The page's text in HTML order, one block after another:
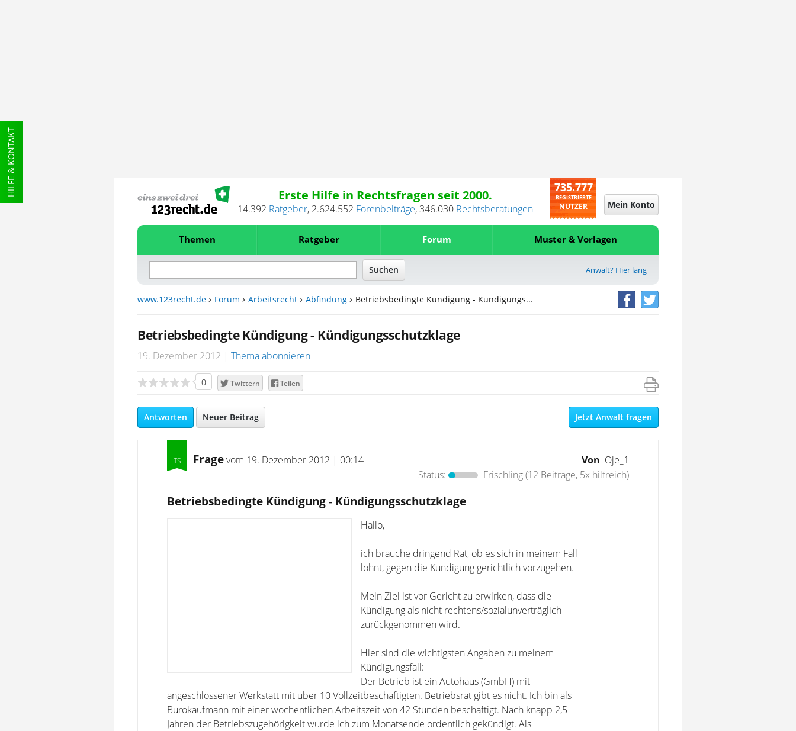
HILFE & KONTAKT Erste Hilfe in Rechtsfragen seit 2000.
14.392 Ratgeber, 2.624.552 Forenbeiträge,346.030 Rechtsberatungen
735.777
REGISTRIERTE
NUTZER Mein Konto
Themen Ratgeber Forum Muster & Vorlagen
Anwalt? Hier lang
www.123recht.de Forum Arbeitsrecht Abfindung Betriebsbedingte Kündigung - Kündigungs...
Betriebsbedingte Kündigung - Kündigungsschutzklage
19. Dezember 2012 Thema abonnieren
0 Twittern Teilen
Antworten Neuer Beitrag Jetzt Anwalt fragen
Fragevom 19. Dezember 2012 | 00:14 Von Oje_1
Status:
Frischling(12 Beiträge, 5x hilfreich)
Betriebsbedingte Kündigung - Kündigungsschutzklage
Hallo,
ich brauche dringend Rat, ob es sich in meinem Fall
lohnt, gegen die Kündigung gerichtlich vorzugehen.
Mein Ziel ist vor Gericht zu erwirken, dass die
Kündigung als nicht rechtens/sozialunverträglich
zurückgenommen wird.
Hier sind die wichtigsten Angaben zu meinem
Kündigungsfall:
Der Betrieb ist ein Autohaus (GmbH) mit
angeschlossener Werkstatt mit über 10 Vollzeitbeschäftigten. Betriebsrat gibt es nicht. Ich bin als
Bürokaufmann mit einer wöchentlichen Arbeitszeit von 42 Stunden beschäftigt. Nach knapp 2,5
Jahren der Betriebszugehörigkeit wurde ich zum Monatsende ordentlich gekündigt. Als